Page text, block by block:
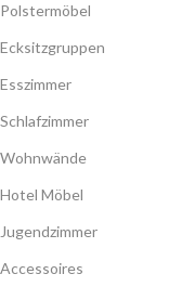
Polstermöbel
Ecksitzgruppen
Esszimmer
Schlafzimmer
Wohnwände
Hotel Möbel
Jugendzimmer
Accessoires